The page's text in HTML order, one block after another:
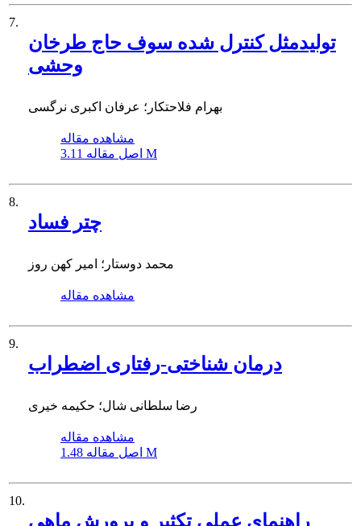
7.
تولیدمثل کنترل شده سوف حاج طرخان
وحشی
بهرام فلاحتکار؛ عرفان اکبری نرگسی
مشاهده مقاله
اصل مقاله 3.11 M
8.
چتر فساد
محمد دوستار؛ امیر کهن روز
مشاهده مقاله
9.
درمان شناختی-رفتاری اضطراب
رضا سلطانی شال؛ حکیمه خیری
مشاهده مقاله
اصل مقاله 1.48 M
10.
راهنمای عملی تکثیر و پرورش ماهی